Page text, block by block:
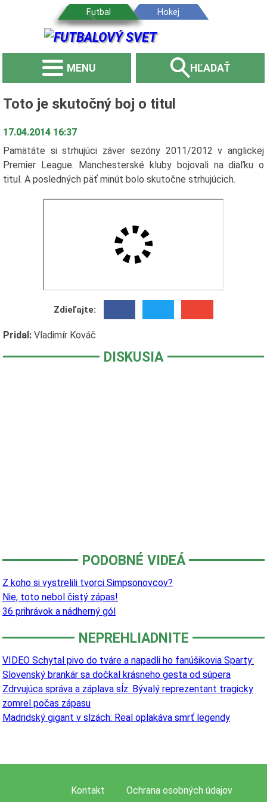
MENU HĽADAŤ
Toto je skutočný boj o titul
17.04.2014 16:37
Pamätáte si strhujúci záver sezóny 2011/2012 v anglickej
Premier League. Manchesterské kluby bojovali na diaľku o
titul. A posledných päť minút bolo skutočne strhujúcich.
Zdieľajte:
Pridal: Vladimír Kováč
DISKUSIA
PODOBNÉ VIDEÁ
Z koho si vystrelili tvorci Simpsonovcov?
Nie, toto nebol čistý zápas!
36 prihrávok a nádherný gól
NEPREHLIADNITE
VIDEO Schytal pivo do tváre a napadli ho fanúšikovia Sparty:
Slovenský brankár sa dočkal krásneho gesta od súpera
Zdrvujúca správa a záplava sĺz: Bývalý reprezentant tragicky
zomrel počas zápasu
Madridský gigant v slzách: Real oplakáva smrť legendy
Kontakt Ochrana osobných údajov